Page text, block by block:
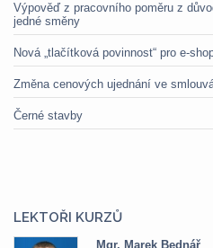
Výpověď z pracovního poměru z
jedné směny
Nová „tlačítková povinnost“ pro e-
Změna cenových ujednání ve
Černé stavby
LEKTOŘI KURZŮ
Mgr. Marek Bednář